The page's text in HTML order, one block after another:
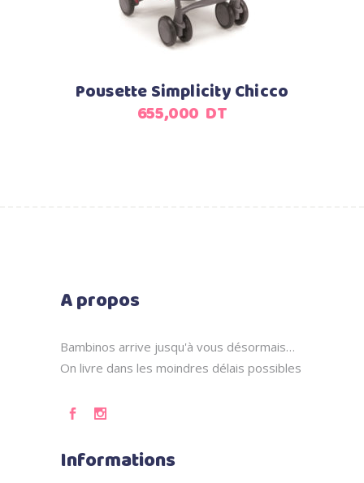
Pousette Simplicity Chicco
655,000 DT
A propos
Bambinos arrive jusqu'à vous désormais…
On livre dans les moindres délais possibles
Informations